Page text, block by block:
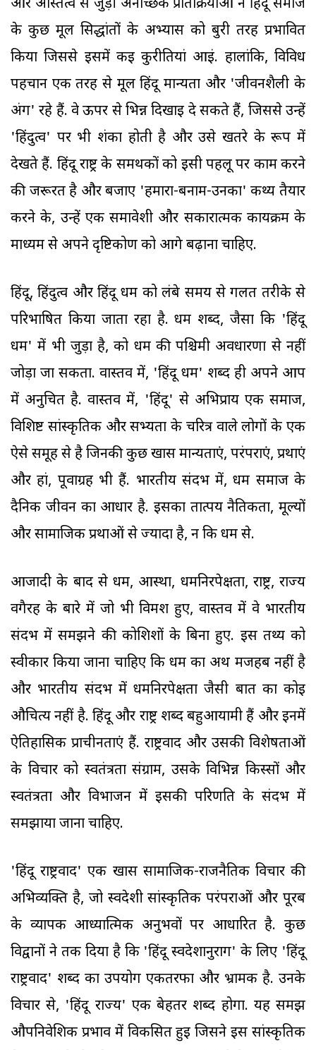
और अस्तित्व से जुड़ी अनैच्छिक प्रतिक्रियाओं ने हिंदू समाज
के कुछ मूल सिद्धांतों के अभ्यास को बुरी तरह प्रभावित
किया जिससे इसमें कई कुरीतियां आईं. हालांकि, विविध
पहचान एक तरह से मूल हिंदू मान्यता और 'जीवनशैली के
अंग' रहे हैं. वे ऊपर से भिन्न दिखाई दे सकते हैं, जिससे उन्हें
'हिंदुत्व' पर भी शंका होती है और उसे खतरे के रूप में
देखते हैं. हिंदू राष्ट्र के समर्थकों को इसी पहलू पर काम करने
की जरूरत है और बजाए 'हमारा-बनाम-उनका' कथ्य तैयार
करने के, उन्हें एक समावेशी और सकारात्मक कार्यक्रम के
माध्यम से अपने दृष्टिकोण को आगे बढ़ाना चाहिए.
हिंदू, हिंदुत्व और हिंदू धर्म को लंबे समय से गलत तरीके से
परिभाषित किया जाता रहा है. धर्म शब्द, जैसा कि 'हिंदू
धर्म' में भी जुड़ा है, को धर्म की पश्चिमी अवधारणा से नहीं
जोड़ा जा सकता. वास्तव में, 'हिंदू धर्म' शब्द ही अपने आप
में अनुचित है. वास्तव में, 'हिंदू' से अभिप्राय एक समाज,
विशिष्ट सांस्कृतिक और सभ्यता के चरित्र वाले लोगों के एक
ऐसे समूह से है जिनकी कुछ खास मान्यताएं, परंपराएं, प्रथाएं
और हां, पूर्वाग्रह भी हैं. भारतीय संदर्भ में, धर्म समाज के
दैनिक जीवन का आधार है. इसका तात्पर्य नैतिकता, मूल्यों
और सामाजिक प्रथाओं से ज्यादा है, न कि धर्म से.
आजादी के बाद से धर्म, आस्था, धर्मनिरपेक्षता, राष्ट्र, राज्य
वगैरह के बारे में जो भी विमर्श हुए, वास्तव में वे भारतीय
संदर्भ में समझने की कोशिशों के बिना हुए. इस तथ्य को
स्वीकार किया जाना चाहिए कि धर्म का अर्थ मजहब नहीं है
और भारतीय संदर्भ में धर्मनिरपेक्षता जैसी बात का कोई
औचित्य नहीं है. हिंदू और राष्ट्र शब्द बहुआयामी हैं और इनमें
ऐतिहासिक प्राचीनताएं हैं. राष्ट्रवाद और उसकी विशेषताओं
के विचार को स्वतंत्रता संग्राम, उसके विभिन्न किस्सों और
स्वतंत्रता और विभाजन में इसकी परिणति के संदर्भ में
समझाया जाना चाहिए.
'हिंदू राष्ट्रवाद' एक खास सामाजिक-राजनैतिक विचार की
अभिव्यक्ति है, जो स्वदेशी सांस्कृतिक परंपराओं और पूरब
के व्यापक आध्यात्मिक अनुभवों पर आधारित है. कुछ
विद्वानों ने तर्क दिया है कि 'हिंदू स्वदेशानुराग' के लिए 'हिंदू
राष्ट्रवाद' शब्द का उपयोग एकतरफा और भ्रामक है. उनके
विचार से, 'हिंदू राज्य' एक बेहतर शब्द होगा. यह समझ
औपनिवेशिक प्रभाव में विकसित हुई जिसने इस सांस्कृतिक